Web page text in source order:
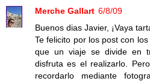
Merche Gallart 6/8/09
Buenos dias Javier, ¡Vaya
Te felicito por los post con
que un viaje se divide en
disfruta es el realizarlo.
recordarlo mediante